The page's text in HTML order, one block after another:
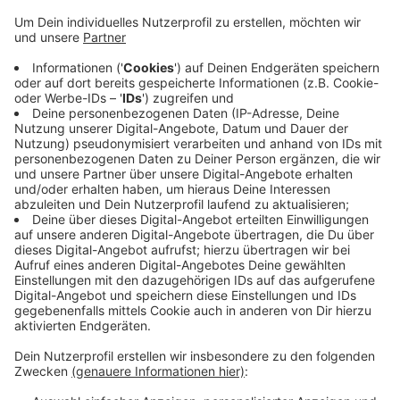
Anzeige
Am Dienstag (05.11.) wird im Bürgerhaus von
Niederkrüchten-Elmpt über den möglichen Ausbau
eines Glasfasernetzes informiert. Die Deutsche
Glasfaser lädt zu einem Infoabend ein, um die Vorteile
und Voraussetzungen des Glasfasernetzes zu
erläutern. Ein Drittel der Haushalte muss einen Vertrag
abschließen, damit der Ausbau realisiert wird. Die
Veranstaltung beginnt um 19 Uhr. Mehr Infos findet ihr
hier.
Anzeige